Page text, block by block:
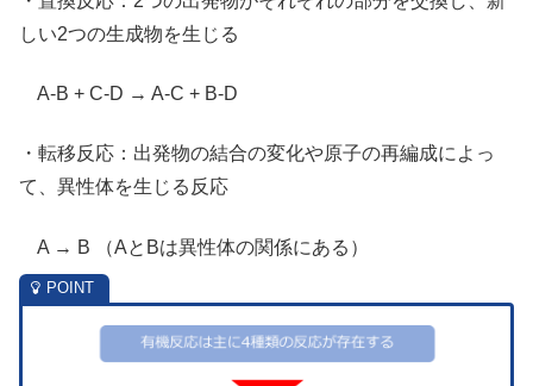
しい2つの生成物を生じる
A-B + C-D → A-C + B-D
・転移反応：出発物の結合の変化や原子の再編成によっ
て、異性体を生じる反応
A → B （AとBは異性体の関係にある）